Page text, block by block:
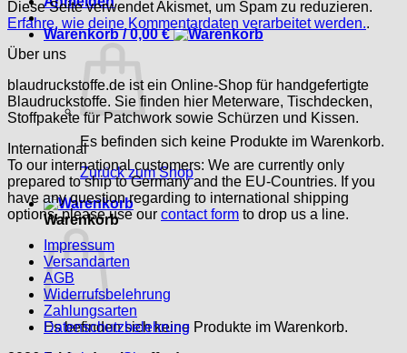
Warenkorb /0,00€
Es befinden sich keine Produkte im Warenkorb.
Zurück zum Shop
Warenkorb
Es befinden sich keine Produkte im Warenkorb.
Diese Seite verwendet Akismet, um Spam zu reduzieren.
Erfahre, wie deine Kommentardaten verarbeitet werden..
Über uns
blaudruckstoffe.de ist ein Online-Shop für handgefertigte
Blaudruckstoffe. Sie finden hier Meterware, Tischdecken,
Stoffpakete für Patchwork sowie Schürzen und Kissen.
International
To our international customers: We are currently only
prepared to ship to Germany and the EU-Countries. If you
have any question regarding to international shipping
options, please use our contact form to drop us a line.
Impressum
Versandarten
AGB
Widerrufsbelehrung
Zahlungsarten
Datenschutzbelehrung